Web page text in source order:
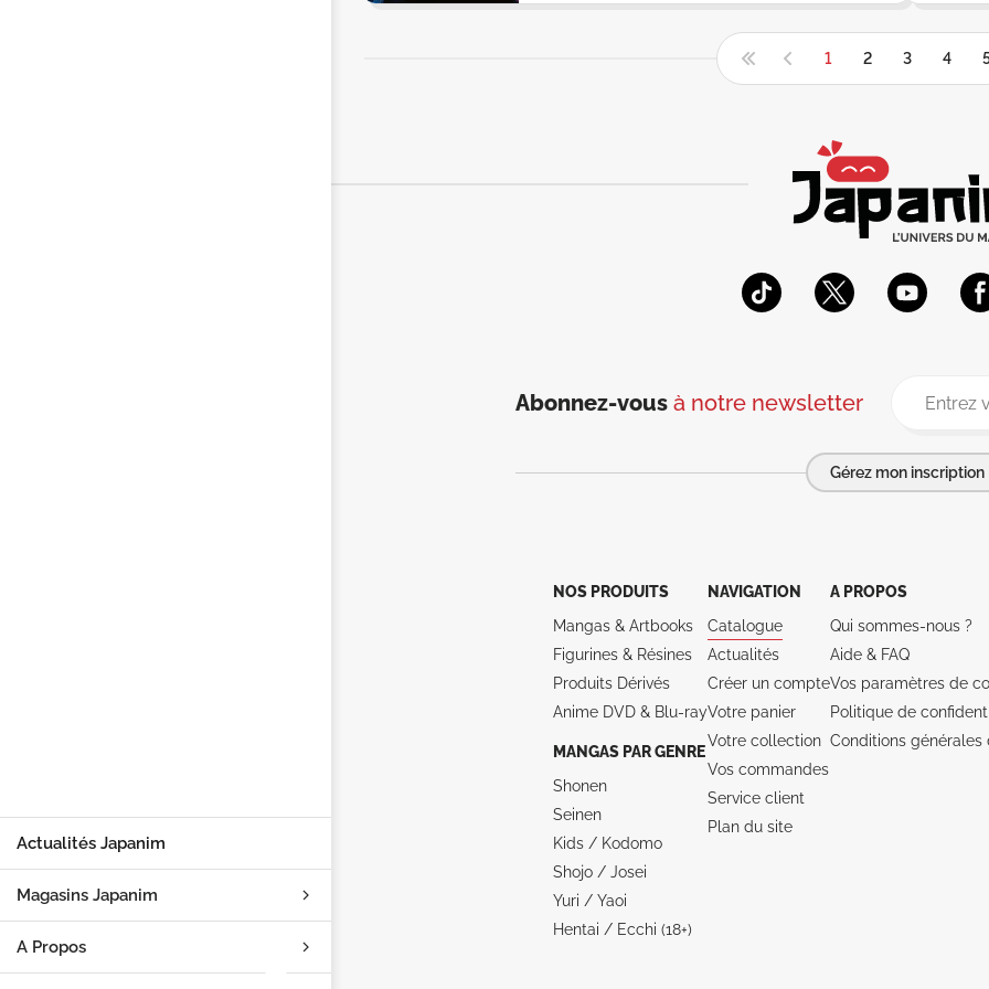
Actualités Japanim
Magasins Japanim
A Propos
1 2 3 4
Abonnez-vous à notre newsletter
Gérez mon inscription
NOS PRODUITS
Mangas & Artbooks
Figurines & Résines
Produits Dérivés
Anime DVD & Blu‑ray
MANGAS PAR GENRE
Shonen
Seinen
Kids / Kodomo
Shojo / Josei
Yuri / Yaoi
Hentai / Ecchi (18+)
NAVIGATION
Catalogue
Actualités
Créer un compte
Votre panier
Votre collection
Vos commandes
Service client
Plan du site
A PROPOS
Qui sommes-nous ?
Aide & FAQ
Vos paramètres de
Politique de
Conditions générales